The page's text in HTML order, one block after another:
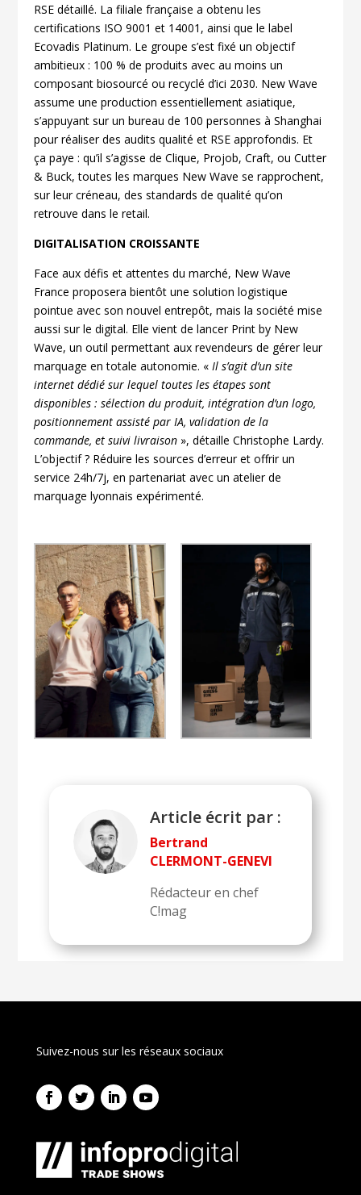
RSE détaillé. La filiale française a obtenu les
certifications ISO 9001 et 14001, ainsi que le label
Ecovadis Platinum. Le groupe s’est fixé un objectif
ambitieux : 100 % de produits avec au moins un
composant biosourcé ou recyclé d’ici 2030. New Wave
assume une production essentiellement asiatique,
s’appuyant sur un bureau de 100 personnes à Shanghai
pour réaliser des audits qualité et RSE approfondis. Et
ça paye : qu’il s’agisse de Clique, Projob, Craft, ou Cutter
& Buck, toutes les marques New Wave se rapprochent,
sur leur créneau, des standards de qualité qu’on
retrouve dans le retail.
DIGITALISATION CROISSANTE
Face aux défis et attentes du marché, New Wave
France proposera bientôt une solution logistique
pointue avec son nouvel entrepôt, mais la société mise
aussi sur le digital. Elle vient de lancer Print by New
Wave, un outil permettant aux revendeurs de gérer leur
marquage en totale autonomie. « Il s’agit d’un site
internet dédié sur lequel toutes les étapes sont
disponibles : sélection du produit, intégration d’un logo,
positionnement assisté par IA, validation de la
commande, et suivi livraison », détaille Christophe Lardy.
L’objectif ? Réduire les sources d’erreur et offrir un
service 24h/7j, en partenariat avec un atelier de
marquage lyonnais expérimenté.
Article écrit par :
Bertrand
CLERMONT-GENEVI
Rédacteur en chef
C!mag
Suivez-nous sur les réseaux sociaux